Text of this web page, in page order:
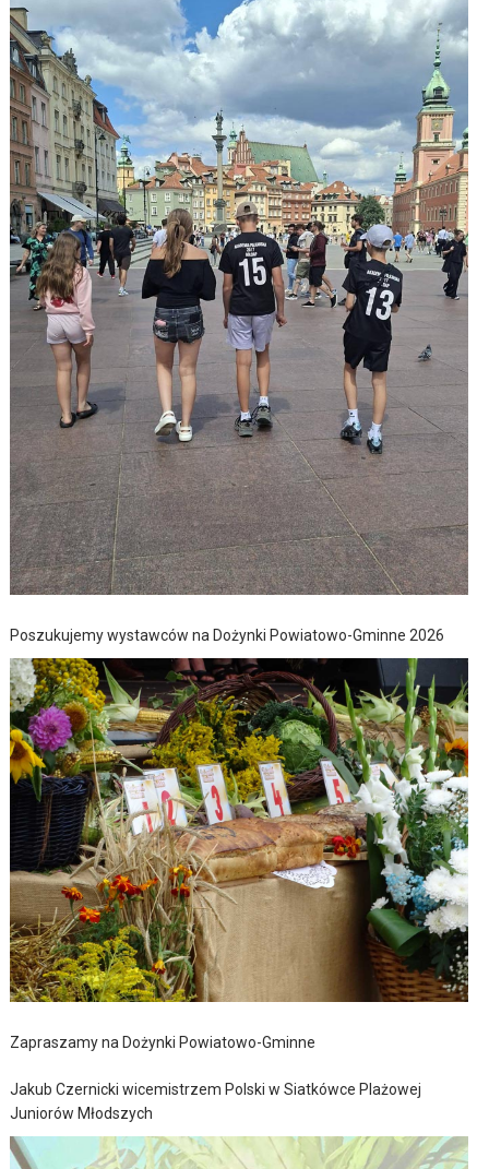
Poszukujemy wystawców na Dożynki Powiatowo-Gminne 2026
Zapraszamy na Dożynki Powiatowo-Gminne
Jakub Czernicki wicemistrzem Polski w Siatkówce Plażowej
Juniorów Młodszych